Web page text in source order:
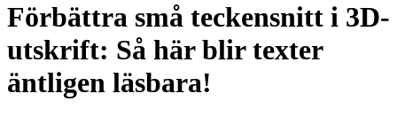
Förbättra små teckensnitt i 3D-
utskrift: Så här blir texter
äntligen läsbara!